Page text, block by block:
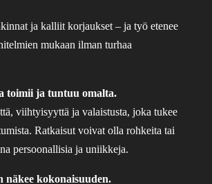
ja kalliit korjaukset – ja työ etenee
mukaan ilman turhaa
toimii ja tuntuu omalta.
viihtyisyyttä ja valaistusta, joka tukee
Ratkaisut voivat olla rohkeita tai
persoonallisia ja uniikkeja.
näkee kokonaisuuden.